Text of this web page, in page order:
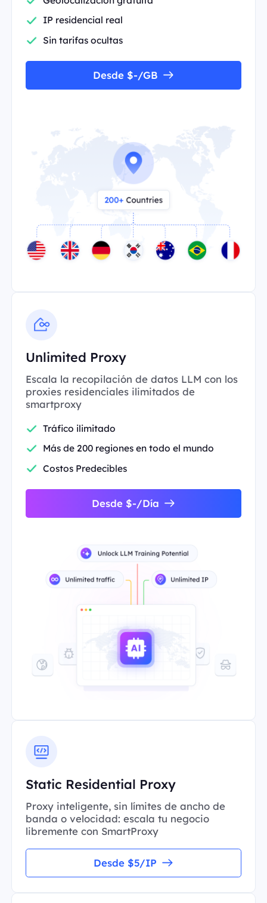
IP residencial real
Sin tarifas ocultas
Desde $-/GB
Unlimited Proxy
Escala la recopilación de datos LLM con los
proxies residenciales ilimitados de
smartproxy
Tráfico ilimitado
Más de 200 regiones en todo el mundo
Costos Predecibles
Desde $-/Día
Static Residential Proxy
Proxy inteligente, sin límites de ancho de
banda o velocidad: escala tu negocio
libremente con SmartProxy
Desde $5/IP